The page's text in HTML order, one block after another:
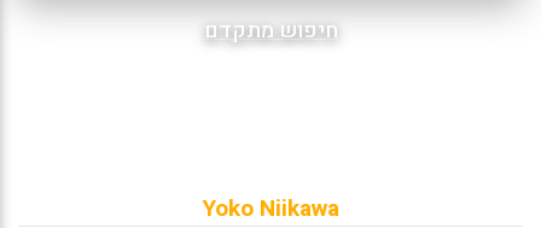
חיפוש מתקדם
Yoko Niikawa